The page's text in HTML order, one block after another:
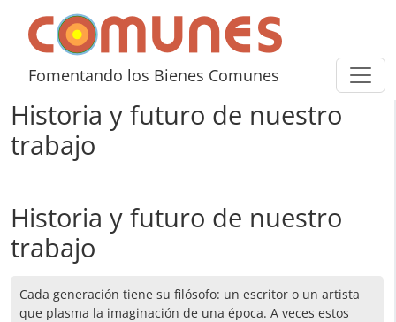
Skip to content
Comunes
Fomentando los Bienes Comunes
Historia y futuro de nuestro
trabajo
Historia y futuro de nuestro
trabajo
Cada generación tiene su filósofo: un escritor o un artista
que plasma la imaginación de una época. A veces estos